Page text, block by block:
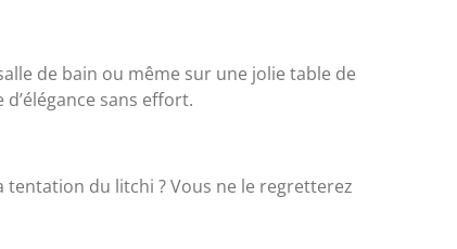
de bain ou même sur une jolie table de
sans effort.
tentation du litchi ? Vous ne le regretterez